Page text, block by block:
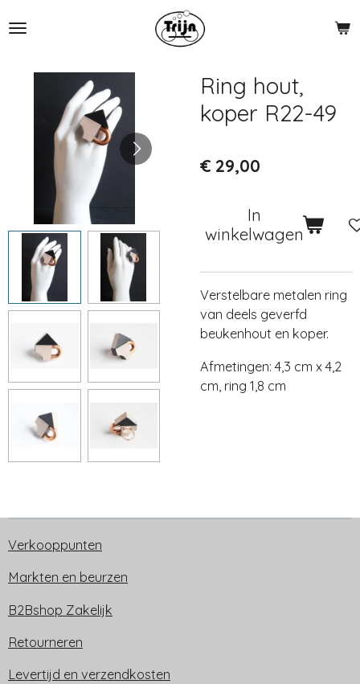
direct
hoofdinhoud
Ring hout,
koper R22-49
€ 29,00
In
winkelwagen
Verstelbare metalen ring
van deels geverfd
beukenhout en koper.
Afmetingen: 4,3 cm x 4,2
cm, ring 1,8 cm
Verkooppunten
Markten en beurzen
B2Bshop Zakelijk
Retourneren
Levertijd en verzendkosten